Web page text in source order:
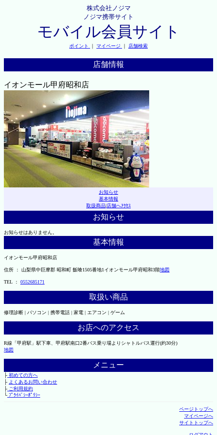
株式会社ノジマ
ノジマ携帯サイト
モバイル会員サイト
ポイント ｜ マイページ ｜ 店舗検索
店舗情報
イオンモール甲府昭和店
お知らせ
基本情報
取扱商品|店舗へｱｸｾｽ
お知らせ
お知らせはありません。
基本情報
イオンモール甲府昭和店
住所 ： 山梨県中巨摩郡 昭和町 飯喰1505番地1イオンモール甲府昭和3階地図
TEL ： 0552685171
取扱い商品
修理診断 | パソコン | 携帯電話 | 家電 | エアコン | ゲーム
お店へのアクセス
R線「甲府駅」駅下車、甲府駅南口2番バス乗り場よりシャトルバス運行(約30分)
地図
メニュー
├初めての方へ
├ よくあるお問い合わせ
├ご利用規約
└ﾌﾟﾗｲﾊﾞｼｰﾎﾟﾘｼｰ
ページトップへ
マイページへ
サイトトップへ